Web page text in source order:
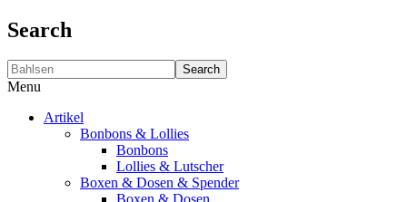
Search
Search
Menu
Artikel
Bonbons & Lollies
Bonbons
Lollies & Lutscher
Boxen & Dosen & Spender